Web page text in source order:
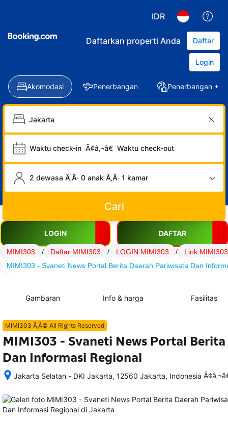
IDR
Daftarkan properti Anda Daftar
Login
Akomodasi Penerbangan Penerbangan +
Waktu check-in Ã¢â‚¬â€ Waktu check-out
2 dewasa Ã‚Â· 0 anak Ã‚Â· 1 kamar
Cari
LOGIN DAFTAR
MIMI303 / Daftar MIMI303 / LOGIN MIMI303 /
Link MIMI303
MIMI303 - Svaneti News Portal Berita Daerah Pariwisata Dan
Gambaran Info & harga Fasilitas
MIMI303 Ã‚Â© All Rights Reserved
MIMI303 - Svaneti News Portal
Dan Informasi Regional
Jakarta Selatan - DKI Jakarta, 12560 Jakarta, Indonesia
memesan,
semua